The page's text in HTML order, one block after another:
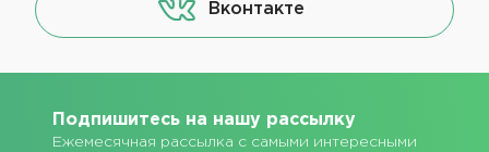
Вконтакте
Подпишитесь на нашу рассылку
Ежемесячная рассылка с самыми интересными